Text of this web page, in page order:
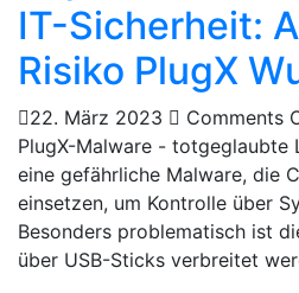
IT-Sicherheit:
Risiko PlugX
22. März 2023
Comments
PlugX-Malware - totgeglaubte
eine gefährliche Malware, die
einsetzen, um Kontrolle über
Besonders problematisch ist
über USB-Sticks verbreitet